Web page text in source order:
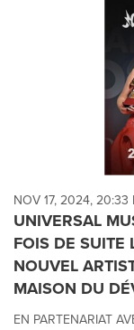
NOV 17, 2024, 20:33
UNIVERSAL
FOIS DE SUITE
NOUVEL
MAISON DU
EN PARTENARIAT